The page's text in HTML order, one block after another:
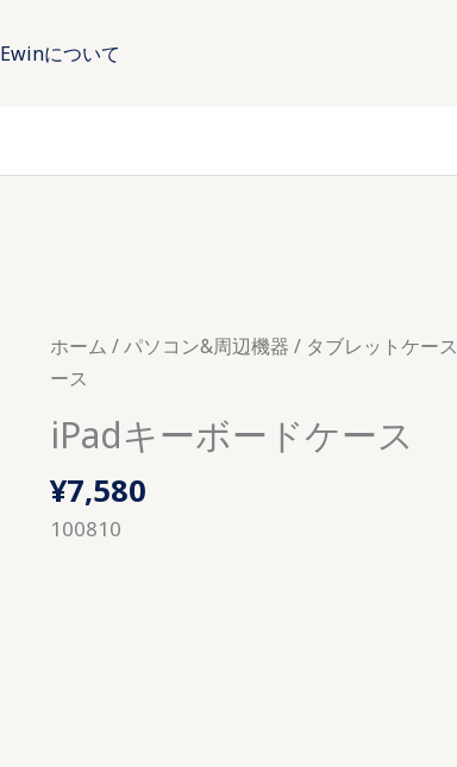
Ewinについて
ホーム /パソコン&周辺機器 / タブレットケース
ース
iPadキーボードケース
¥7,580
100810